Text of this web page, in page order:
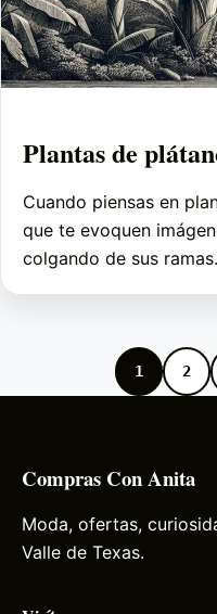
Plantas de
Cuando piensas en
que te evoquen
colgando de sus
1 2
Compras Con Anita
Moda, ofertas,
Valle de Texas.